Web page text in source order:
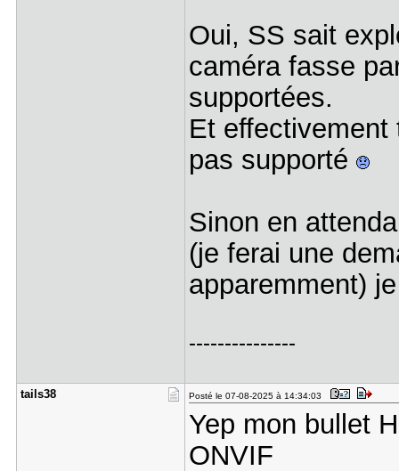
Oui, SS sait
caméra fasse
supportées.
Et
pas supporté
Sinon en
(je ferai une
apparemment)
---------------
tails38 Posté le 07-08-2025 à 14:34:03
Yep mon bullet
ONVIF